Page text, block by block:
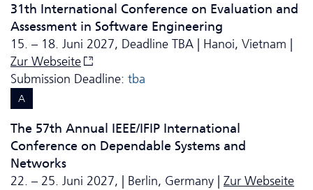
31th International Conference on Evaluation and
Assessment in Software Engineering
15. – 18. Juni 2027, Deadline TBA | Hanoi, Vietnam |
Zur Webseite
Submission Deadline: tba
A
The 57th Annual IEEE/IFIP International
Conference on Dependable Systems and
Networks
22. – 25. Juni 2027, | Berlin, Germany | Zur Webseite